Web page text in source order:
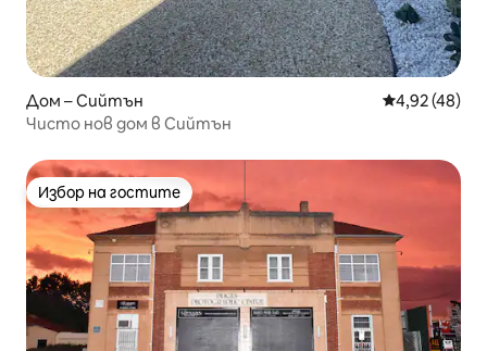
Дом – Сийтън Средна
4,92 (48)
Чисто нов дом в Сийтън
Избор на гостите
Избор на гостите